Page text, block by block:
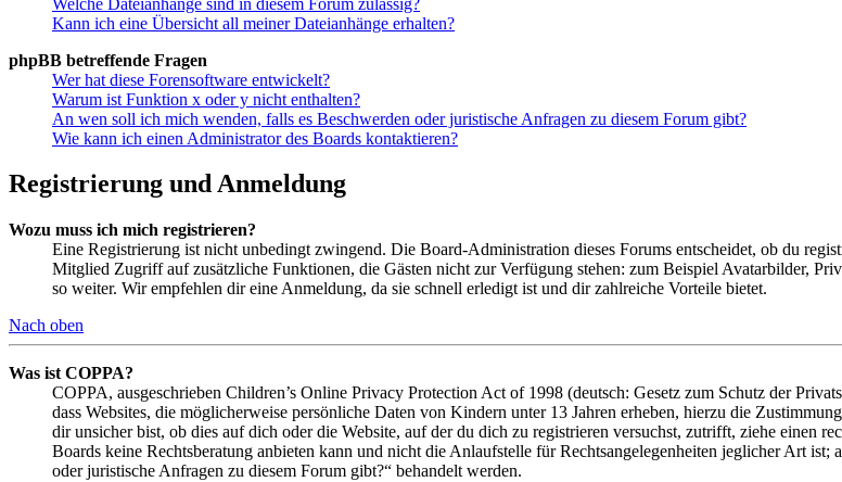
Kann ich eine Übersicht all meiner Dateianhänge erhalten?
phpBB betreffende Fragen
Wer hat diese Forensoftware entwickelt?
Warum ist Funktion x oder y nicht enthalten?
An wen soll ich mich wenden, falls es Beschwerden oder juristische Anfragen zu diesem Forum gibt?
Wie kann ich einen Administrator des Boards kontaktieren?
Registrierung und Anmeldung
Wozu muss ich mich registrieren?
Eine Registrierung ist nicht unbedingt zwingend. Die Board-Administration dieses Forums entscheidet, ob du
Mitglied Zugriff auf zusätzliche Funktionen, die Gästen nicht zur Verfügung stehen: zum Beispiel Avatarbilder,
so weiter. Wir empfehlen dir eine Anmeldung, da sie schnell erledigt ist und dir zahlreiche Vorteile bietet.
Nach oben
Was ist COPPA?
COPPA, ausgeschrieben Children’s Online Privacy Protection Act of 1998 (deutsch: Gesetz zum Schutz der
dass Websites, die möglicherweise persönliche Daten von Kindern unter 13 Jahren erheben, hierzu die
dir unsicher bist, ob dies auf dich oder die Website, auf der du dich zu registrieren versuchst, zutrifft, ziehe einen
Boards keine Rechtsberatung anbieten kann und nicht die Anlaufstelle für Rechtsangelegenheiten jeglicher Art
oder juristische Anfragen zu diesem Forum gibt?“ behandelt werden.